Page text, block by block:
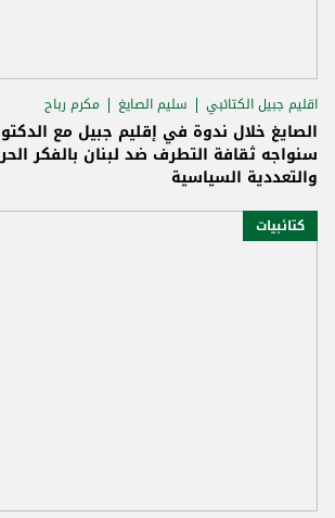
اقليم جبيل الكتائبي سليم الصايغ مكرم رباح
الصايغ خلال ندوة في إقليم جبيل مع
سنواجه ثقافة التطرف ضد لبنان بالفكر
والتعددية السياسية
كتائبيات